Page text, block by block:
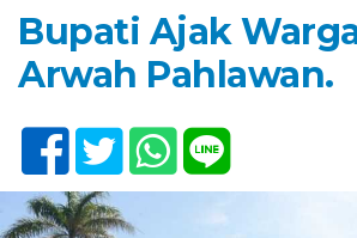
Bupati Ajak
Arwah Pahlawan.